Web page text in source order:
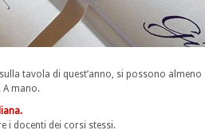
sulla tavola di quest’anno, si possono
A mano.
i docenti dei corsi stessi.